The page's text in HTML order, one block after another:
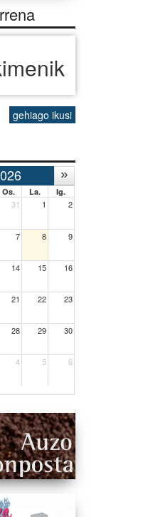
gehiago ikusi
Os. La. Ig.
31 1 2
7 8 9
14 15 16
21 22 23
28 29 30
4 5 6